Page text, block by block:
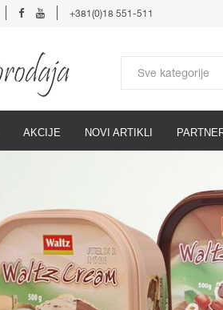
AKCIJE NOVI ARTIKLI
+381(0)18 551-511